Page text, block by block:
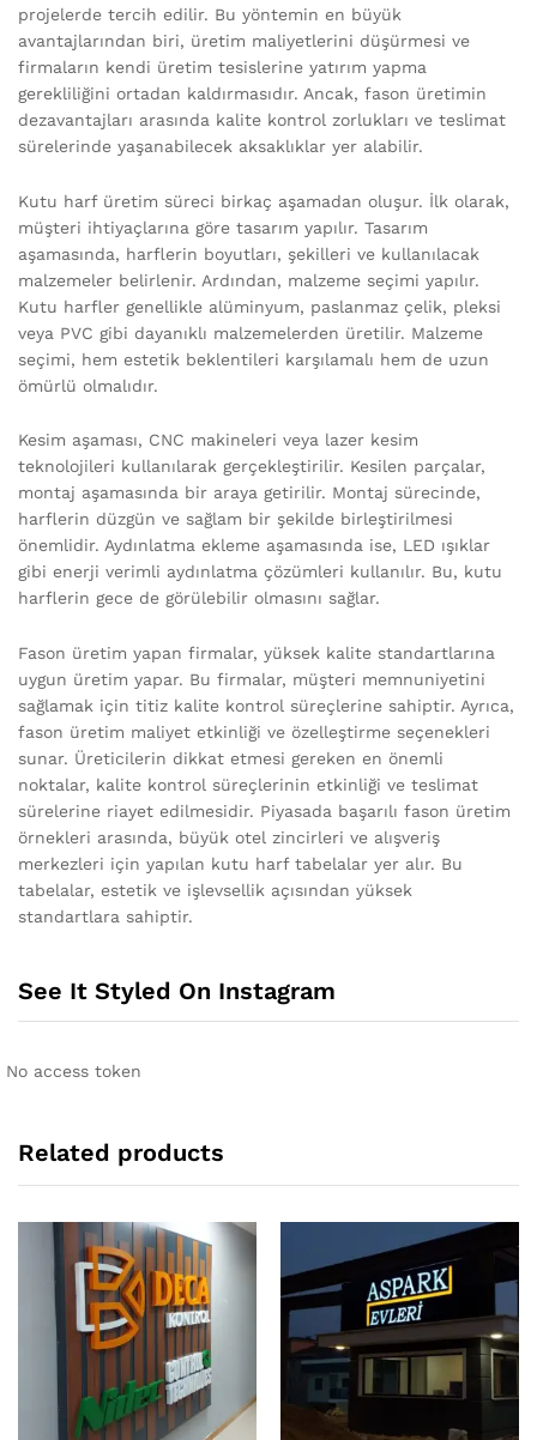
projelerde tercih edilir. Bu yöntemin en büyük
avantajlarından biri, üretim maliyetlerini düşürmesi ve
firmaların kendi üretim tesislerine yatırım yapma
gerekliliğini ortadan kaldırmasıdır. Ancak, fason üretimin
dezavantajları arasında kalite kontrol zorlukları ve teslimat
sürelerinde yaşanabilecek aksaklıklar yer alabilir.
Kutu harf üretim süreci birkaç aşamadan oluşur. İlk olarak,
müşteri ihtiyaçlarına göre tasarım yapılır. Tasarım
aşamasında, harflerin boyutları, şekilleri ve kullanılacak
malzemeler belirlenir. Ardından, malzeme seçimi yapılır.
Kutu harfler genellikle alüminyum, paslanmaz çelik, pleksi
veya PVC gibi dayanıklı malzemelerden üretilir. Malzeme
seçimi, hem estetik beklentileri karşılamalı hem de uzun
ömürlü olmalıdır.
Kesim aşaması, CNC makineleri veya lazer kesim
teknolojileri kullanılarak gerçekleştirilir. Kesilen parçalar,
montaj aşamasında bir araya getirilir. Montaj sürecinde,
harflerin düzgün ve sağlam bir şekilde birleştirilmesi
önemlidir. Aydınlatma ekleme aşamasında ise, LED ışıklar
gibi enerji verimli aydınlatma çözümleri kullanılır. Bu, kutu
harflerin gece de görülebilir olmasını sağlar.
Fason üretim yapan firmalar, yüksek kalite standartlarına
uygun üretim yapar. Bu firmalar, müşteri memnuniyetini
sağlamak için titiz kalite kontrol süreçlerine sahiptir. Ayrıca,
fason üretim maliyet etkinliği ve özelleştirme seçenekleri
sunar. Üreticilerin dikkat etmesi gereken en önemli
noktalar, kalite kontrol süreçlerinin etkinliği ve teslimat
sürelerine riayet edilmesidir. Piyasada başarılı fason üretim
örnekleri arasında, büyük otel zincirleri ve alışveriş
merkezleri için yapılan kutu harf tabelalar yer alır. Bu
tabelalar, estetik ve işlevsellik açısından yüksek
standartlara sahiptir.
See It Styled On Instagram
No access token
Related products